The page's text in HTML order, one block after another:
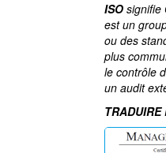
ISO signifie
est un
ou des
plus
le contrôle
un audit
TRADUIRE